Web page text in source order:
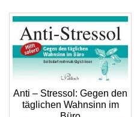
Anti – Stressol: Gegen den
täglichen Wahnsinn im